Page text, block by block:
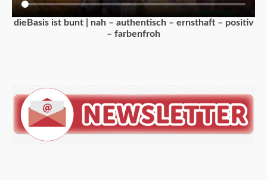
dieBasis ist bunt | nah – authentisch – ernsthaft – positiv
– farbenfroh